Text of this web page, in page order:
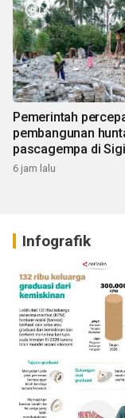
Pemerintah
pembangunan
pascagempa di Sigi
6 jam lalu
Infografik